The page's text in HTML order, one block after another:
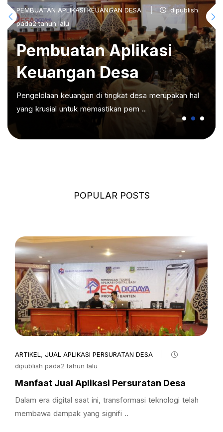
PEMBUATAN APLIKASI KEUANGAN DESA
dipublish
pada2 tahun lalu
Pembuatan Aplikasi
Keuangan Desa
Pengelolaan keuangan di tingkat desa merupakan hal
yang krusial untuk memastikan pem ..
POPULAR POSTS
ARTIKEL , JUAL APLIKASI PERSURATAN DESA
dipublish pada2 tahun lalu
Manfaat Jual Aplikasi Persuratan Desa
Dalam era digital saat ini, transformasi teknologi telah
membawa dampak yang signifi ..